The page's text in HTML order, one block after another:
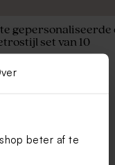
beter af te
set van 10